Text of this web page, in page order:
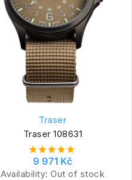
Traser
Traser 108631
9 971 Kč
Availability:Out of stock